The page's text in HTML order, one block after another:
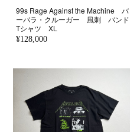
99s Rage Against the Machine バ
ーバラ・クルーガー 風刺 バンド
Tシャツ XL
¥128,000